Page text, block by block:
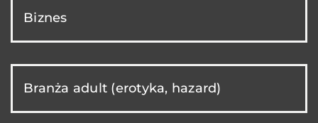
Biznes
Branża adult (erotyka, hazard)